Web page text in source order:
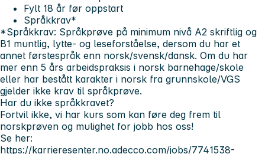
Fylt 18 år før oppstart
Språkkrav*
*Språkkrav: Språkprøve på minimum nivå A2 skriftlig og
B1 muntlig, lytte- og leseforståelse, dersom du har et
annet førstespråk enn norsk/svensk/dansk. Om du har
mer enn 5 års arbeidspraksis i norsk barnehage/skole
eller har bestått karakter i norsk fra grunnskole/VGS
gjelder ikke krav til språkprøve.
Har du ikke språkkravet?
Fortvil ikke, vi har kurs som kan føre deg frem til
norskprøven og mulighet for jobb hos oss!
Se her:
https://karrieresenter.no.adecco.com/jobs/7741538-